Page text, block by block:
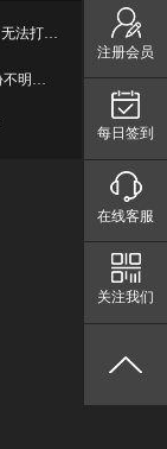
>macOS 10.15 Catalina xxx.app已损坏，无法打开，你应该将它移到废纸篓解决方法
>苹果电脑怎样解决程序提示“来自身份不明开发者”及设置显示出“允许任何来源”
注册会员
每日签到
在线客服
关注我们